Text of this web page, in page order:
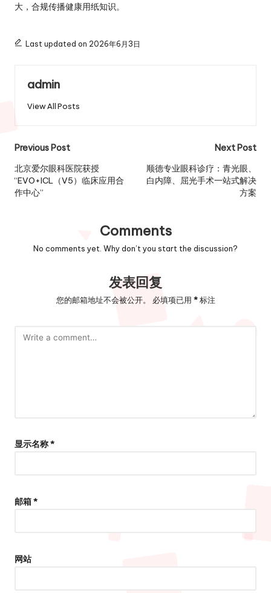
大，合规传播健康用纸知识。
Last updated on 2026年6月3日
admin
View All Posts
Post
navigation
Previous Post
北京爱尔眼科医院获授
“EVO+ICL（V5）临床应用合
作中心”
Next Post
顺德专业眼科诊疗：青光眼、
白内障、屈光手术一站式解决
方案
Comments
No comments yet. Why don’t you start the discussion?
发表回复
您的邮箱地址不会被公开。 必填项已用 *标注
显示名称*
邮箱*
网站